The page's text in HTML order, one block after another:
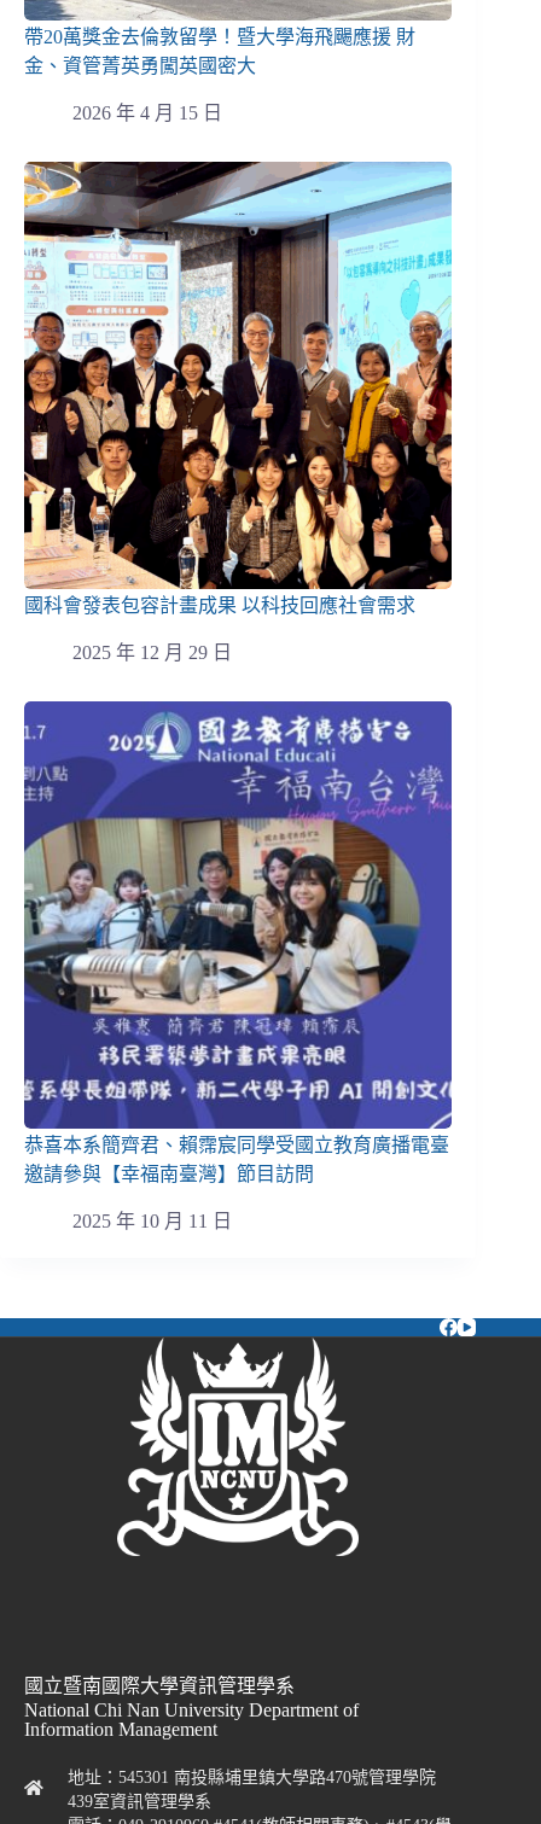
帶20萬獎金去倫敦留學！暨大學海飛颺應援 財
金、資管菁英勇闖英國密大
2026 年 4 月 15 日
國科會發表包容計畫成果 以科技回應社會需求
2025 年 12 月 29 日
恭喜本系簡齊君、賴霈宸同學受國立教育廣播電臺
邀請參與【幸福南臺灣】節目訪問
2025 年 10 月 11 日
國立暨南國際大學資訊管理學系
National Chi Nan University Department of
Information Management
地址：545301 南投縣埔里鎮大學路470號管理學院
439室資訊管理學系